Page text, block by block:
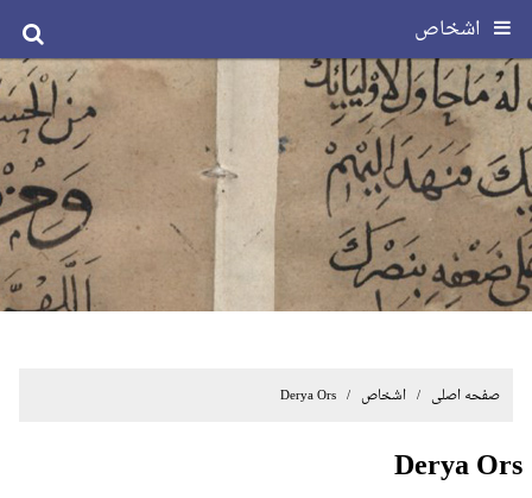
اشخاص
صفحه اصلی / اشخاص / Derya Ors
Derya Ors